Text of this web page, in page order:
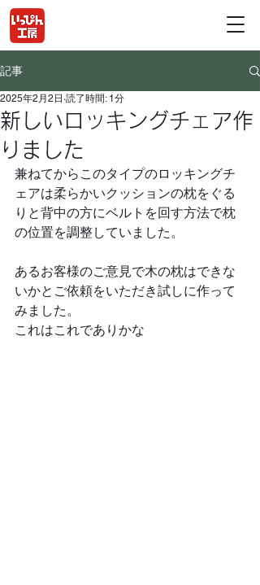
記事
新しいロッキングチェア作
りました
2025年2月2日 読了時間: 1分
兼ねてからこのタイプのロッキングチ
ェアは柔らかいクッションの枕をぐる
りと背中の方にベルトを回す方法で枕
の位置を調整していました。
あるお客様のご意見で木の枕はできな
いかとご依頼をいただき試しに作って
みました。
これはこれでありかな